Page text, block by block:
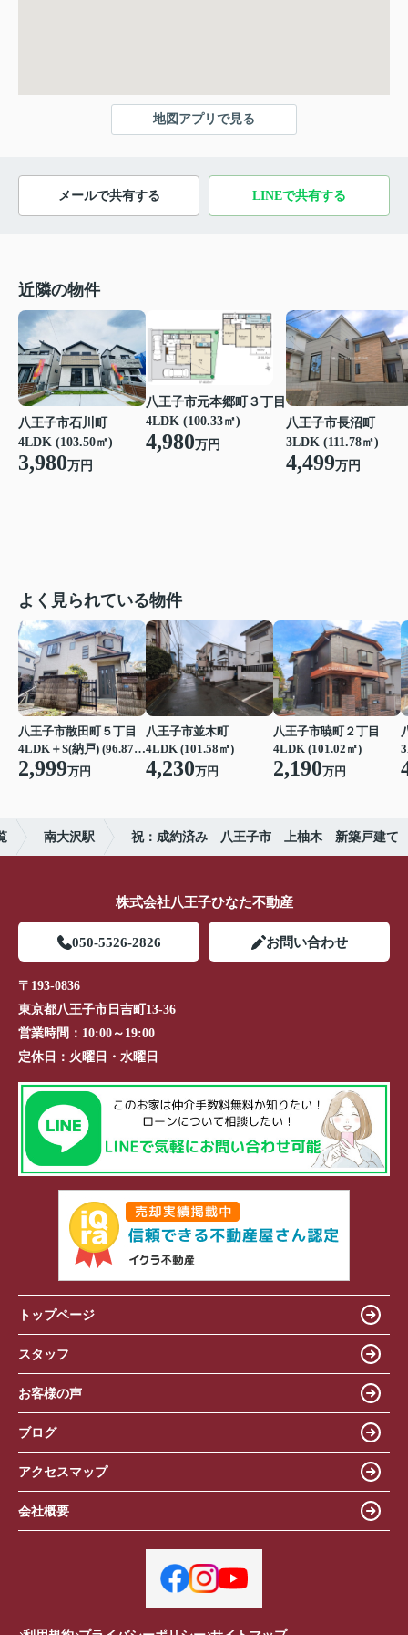
地図アプリで見る
メールで共有する LINEで共有する
近隣の物件
八王子市石川町
4LDK (103.50㎡)
3,980万円
八王子市元本郷町３丁目
4LDK (100.33㎡)
4,980万円
八王子市長沼町
3LDK (111.78㎡)
4,499万円
よく見られている物件
八王子市散田町５丁目
4LDK＋S(納戸) (96.87㎡)
2,999万円
八王子市並木町
4LDK (101.58㎡)
4,230万円
八王子市暁町２丁目
4LDK (101.02㎡)
2,190万円
南大沢駅 祝：成約済み 八王子市 上柚木 新築戸建て
株式会社八王子ひなた不動産
050-5526-2826 お問い合わせ
〒193-0836
東京都八王子市日吉町13-36
営業時間： 10:00～19:00
定休日： 火曜日・水曜日
トップページ
スタッフ
お客様の声
ブログ
アクセスマップ
会社概要